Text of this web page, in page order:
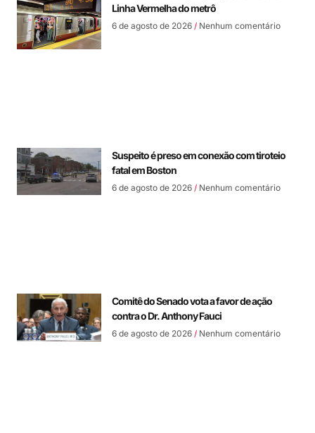
Linha Vermelha do metrô
6 de agosto de 2026 Nenhum comentário
Suspeito é preso em conexão com tiroteio
fatal em Boston
6 de agosto de 2026 Nenhum comentário
Comitê do Senado vota a favor de ação
contra o Dr. Anthony Fauci
6 de agosto de 2026 Nenhum comentário